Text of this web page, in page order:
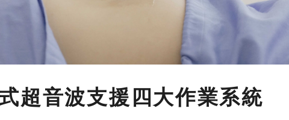
超音波支援四大作業系統